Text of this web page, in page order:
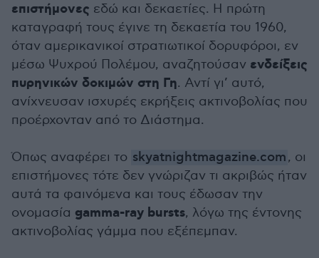
επιστήμονες εδώ και δεκαετίες. Η πρώτη
καταγραφή τους έγινε τη δεκαετία του 1960,
όταν αμερικανικοί στρατιωτικοί δορυφόροι, εν
μέσω Ψυχρού Πολέμου, αναζητούσαν ενδείξεις
πυρηνικών δοκιμών στη Γη. Αντί γι’ αυτό,
ανίχνευσαν ισχυρές εκρήξεις ακτινοβολίας που
προέρχονταν από το Διάστημα.
Όπως αναφέρει το skyatnightmagazine.com, οι
επιστήμονες τότε δεν γνώριζαν τι ακριβώς ήταν
αυτά τα φαινόμενα και τους έδωσαν την
ονομασία gamma-ray bursts, λόγω της έντονης
ακτινοβολίας γάμμα που εξέπεμπαν.